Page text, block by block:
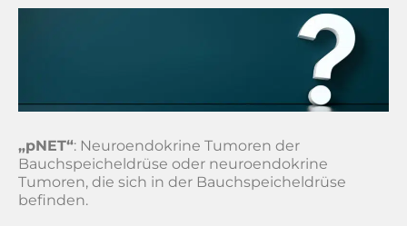
„pNET“: Neuroendokrine Tumoren der
Bauchspeicheldrüse oder neuroendokrine
Tumoren, die sich in der Bauchspeicheldrüse
befinden.